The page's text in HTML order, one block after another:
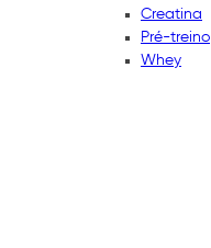
Creatina
Pré-treino
Whey